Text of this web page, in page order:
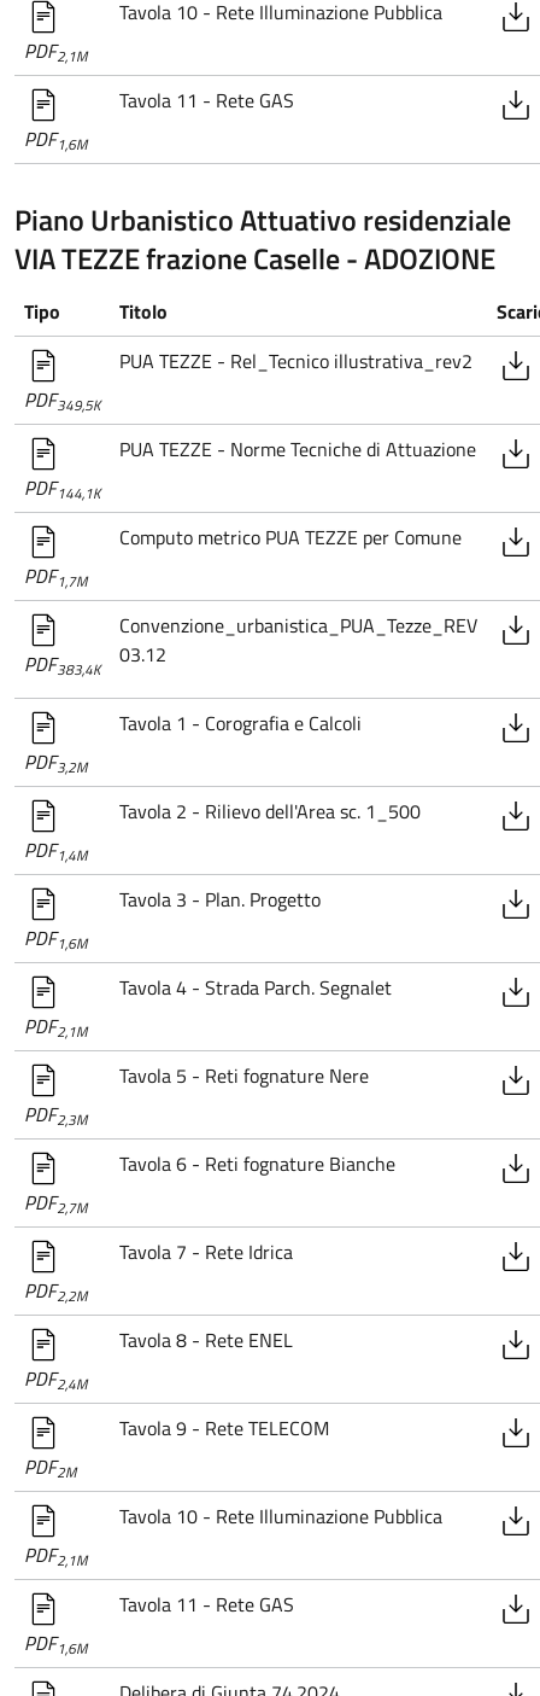
PDF2,1M
Tavola 10 - Rete Illuminazione Pubblica
PDF1,6M
Tavola 11 - Rete GAS
Piano Urbanistico Attuativo residenziale
VIA TEZZE frazione Caselle - ADOZIONE
Tipo Titolo
PDF349,5K
PUA TEZZE - Rel_Tecnico illustrativa_rev2
PDF144,1K
PUA TEZZE - Norme Tecniche di Attuazione
PDF1,7M
Computo metrico PUA TEZZE per Comune
PDF383,4K
Convenzione_urbanistica_PUA_Tezze_REV
03.12
PDF3,2M
Tavola 1 - Corografia e Calcoli
PDF1,4M
Tavola 2 - Rilievo dell'Area sc. 1_500
PDF1,6M
Tavola 3 - Plan. Progetto
PDF2,1M
Tavola 4 - Strada Parch. Segnalet
PDF2,3M
Tavola 5 - Reti fognature Nere
PDF2,7M
Tavola 6 - Reti fognature Bianche
PDF2,2M
Tavola 7 - Rete Idrica
PDF2,4M
Tavola 8 - Rete ENEL
PDF2M
Tavola 9 - Rete TELECOM
PDF2,1M
Tavola 10 - Rete Illuminazione Pubblica
PDF1,6M
Tavola 11 - Rete GAS